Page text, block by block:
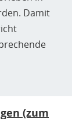
Damit
(zum